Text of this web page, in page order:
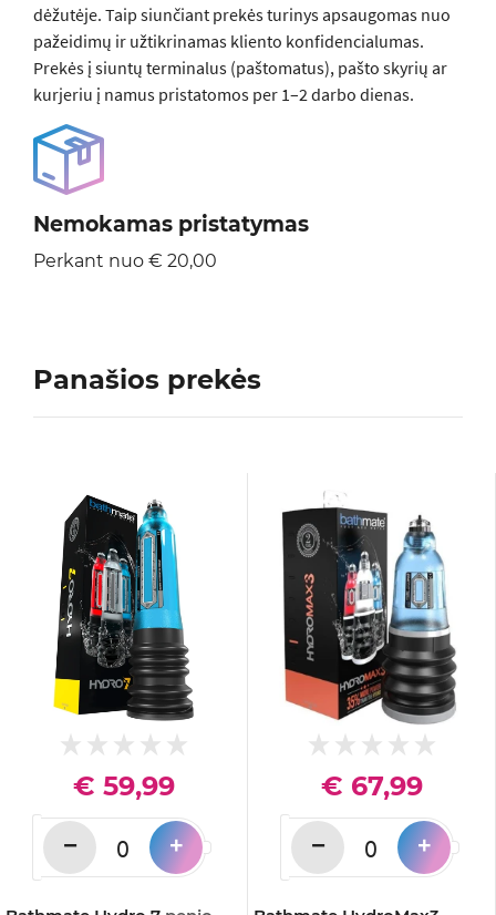
dėžutėje. Taip siunčiant prekės turinys apsaugomas nuo
pažeidimų ir užtikrinamas kliento konfidencialumas.
Prekės į siuntų terminalus (paštomatus), pašto skyrių ar
kurjeriu į namus pristatomos per 1–2 darbo dienas.
Nemokamas pristatymas
Perkant nuo € 20,00
Panašios prekės
€ 59,99
− +
€ 67,99
− +